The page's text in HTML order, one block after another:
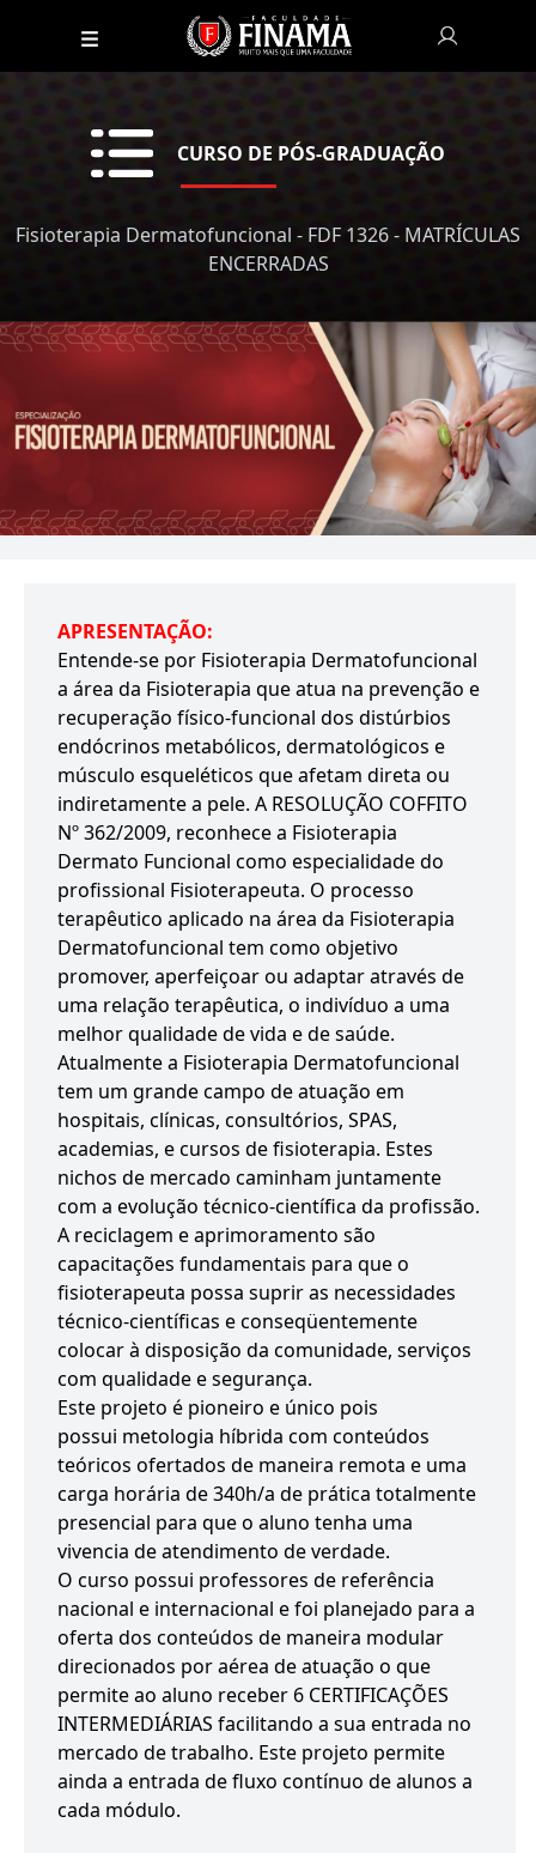
CURSO DE PÓS-GRADUAÇÃO
Fisioterapia Dermatofuncional - FDF 1326 - MATRÍCULAS
ENCERRADAS
APRESENTAÇÃO:
Entende-se por Fisioterapia Dermatofuncional
a área da Fisioterapia que atua na prevenção e
recuperação físico-funcional dos distúrbios
endócrinos metabólicos, dermatológicos e
músculo esqueléticos que afetam direta ou
indiretamente a pele. A RESOLUÇÃO COFFITO
Nº 362/2009, reconhece a Fisioterapia
Dermato Funcional como especialidade do
profissional Fisioterapeuta. O processo
terapêutico aplicado na área da Fisioterapia
Dermatofuncional tem como objetivo
promover, aperfeiçoar ou adaptar através de
uma relação terapêutica, o indivíduo a uma
melhor qualidade de vida e de saúde.
Atualmente a Fisioterapia Dermatofuncional
tem um grande campo de atuação em
hospitais, clínicas, consultórios, SPAS,
academias, e cursos de fisioterapia. Estes
nichos de mercado caminham juntamente
com a evolução técnico-científica da profissão.
A reciclagem e aprimoramento são
capacitações fundamentais para que o
fisioterapeuta possa suprir as necessidades
técnico-científicas e conseqüentemente
colocar à disposição da comunidade, serviços
com qualidade e segurança.
Este projeto é pioneiro e único pois
possui metologia híbrida com conteúdos
teóricos ofertados de maneira remota e uma
carga horária de 340h/a de prática totalmente
presencial para que o aluno tenha uma
vivencia de atendimento de verdade.
O curso possui professores de referência
nacional e internacional e foi planejado para a
oferta dos conteúdos de maneira modular
direcionados por aérea de atuação o que
permite ao aluno receber 6 CERTIFICAÇÕES
INTERMEDIÁRIAS facilitando a sua entrada no
mercado de trabalho. Este projeto permite
ainda a entrada de fluxo contínuo de alunos a
cada módulo.